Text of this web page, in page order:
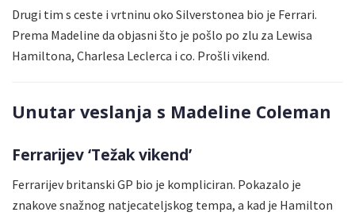
Drugi tim s ceste i vrtninu oko Silverstonea bio je Ferrari.
Prema Madeline da objasni što je pošlo po zlu za Lewisa
Hamiltona, Charlesa Leclerca i co. Prošli vikend.
Unutar veslanja s Madeline Coleman
Ferrarijev ‘Težak vikend’
Ferrarijev britanski GP bio je kompliciran. Pokazalo je
znakove snažnog natjecateljskog tempa, a kad je Hamilton